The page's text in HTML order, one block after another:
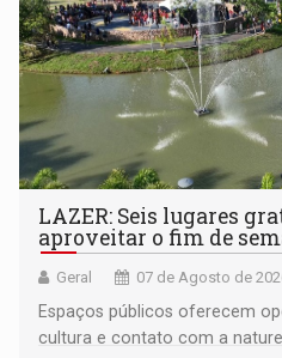
LAZER: Seis lugares
aproveitar o fim de
Geral 07 de Agosto de
Espaços públicos oferecem
cultura e contato com a